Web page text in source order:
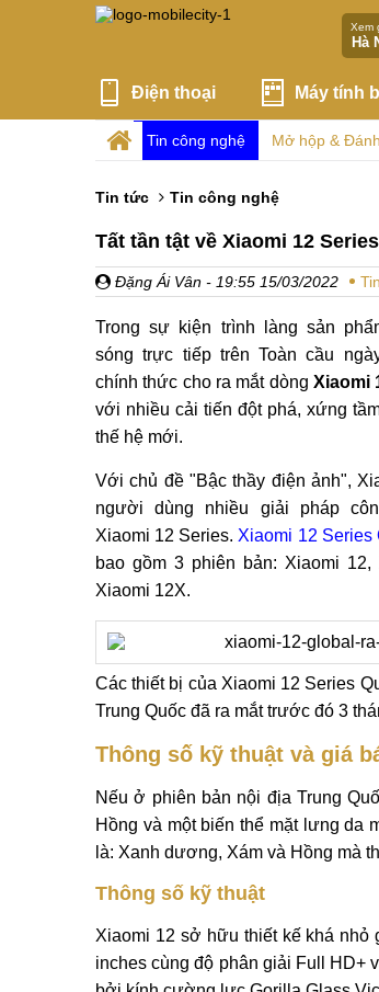
Xem
Điện thoại Máy tính
Tin công nghệ Mở hộp &
Tin tức Tin công nghệ
Tất tần tật về Xiaomi 12
Đặng Ái Vân - 19:55 15/03/2022
Trong sự kiện trình làng sản
sóng trực tiếp trên Toàn cầu
chính thức cho ra mắt dòngXiaomi
với nhiều cải tiến đột phá, xứng
thế hệ mới.
Với chủ đề "Bậc thầy điện ảnh",
người dùng nhiều giải pháp
Xiaomi 12 Series. Xiaomi 12 Series
bao gồm 3 phiên bản: Xiaomi
Xiaomi 12X.
Các thiết bị của Xiaomi 12 Series
Trung Quốc đã ra mắt trước đó 3
Thông số kỹ thuật và giá
Nếu ở phiên bản nội địa Trung
Hồng và một biến thể mặt lưng da
là: Xanh dương, Xám và Hồng mà
Thông số kỹ thuật
Xiaomi 12 sở hữu thiết kế khá nhỏ
inches cùng độ phân giải Full HD+